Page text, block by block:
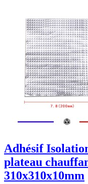
Adhésif
plateau
310x310x10mm